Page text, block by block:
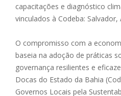
capacitações e diagnóstico
vinculados à Codeba:
O compromisso com a
baseia na adoção de práticas
governança resilientes e
Docas do Estado da Bahia
Governos Locais pela